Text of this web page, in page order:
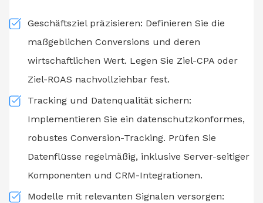
Geschäftsziel präzisieren: Definieren Sie die
maßgeblichen Conversions und deren
wirtschaftlichen Wert. Legen Sie Ziel-CPA oder
Ziel-ROAS nachvollziehbar fest.
Tracking und Datenqualität sichern:
Implementieren Sie ein datenschutzkonformes,
robustes Conversion-Tracking. Prüfen Sie
Datenflüsse regelmäßig, inklusive Server-seitiger
Komponenten und CRM-Integrationen.
Modelle mit relevanten Signalen versorgen: